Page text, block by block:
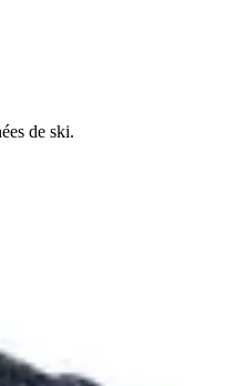
de ski.